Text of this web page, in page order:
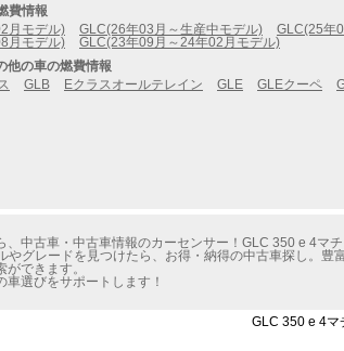
費情報
月モデル)
GLC(26年03月～生産中モデル) GLC(25年
月モデル)
GLC(23年09月～24年02月モデル)
の車の燃費情報
GLB Eクラスオールテレイン GLE GLEクーペ
、中古車・中古車情報のカーセンサー！GLC 350 e 4マ
やグレードを見つけたら、お得・納得の中古車探し。
できます。
車選びをサポートします！
GLC 350 e 4マ